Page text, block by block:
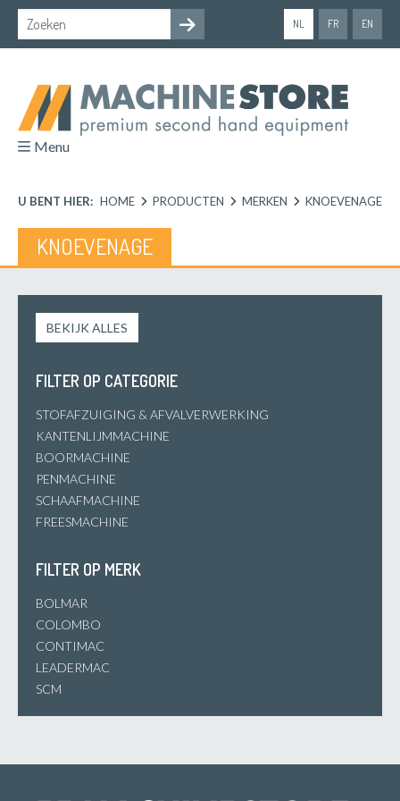
NL FR EN
Menu
U BENT HIER: HOME PRODUCTEN MERKEN KNOEVENAGE
KNOEVENAGE
BEKIJK ALLES
FILTER OP CATEGORIE
STOFAFZUIGING & AFVALVERWERKING
KANTENLIJMMACHINE
BOORMACHINE
PENMACHINE
SCHAAFMACHINE
FREESMACHINE
FILTER OP MERK
BOLMAR
COLOMBO
CONTIMAC
LEADERMAC
SCM